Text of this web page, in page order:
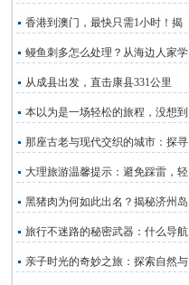
香港到澳门，最快只需1小时！揭
鳗鱼刺多怎么处理？从海边人家学
从成县出发，直击康县331公里
本以为是一场轻松的旅程，没想到
那座古老与现代交织的城市：探寻
大理旅游温馨提示：避免踩雷，轻
黑猪肉为何如此出名？揭秘济州岛
旅行不迷路的秘密武器：什么导航
亲子时光的奇妙之旅：探索自然与